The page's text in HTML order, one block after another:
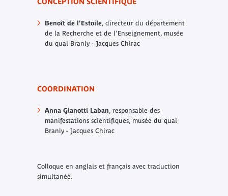
Benoît de l'Estoile, directeur du département
de la Recherche et de l'Enseignement, musée
du quai Branly - Jacques Chirac
COORDINATION
Anna Gianotti Laban, responsable des
manifestations scientifiques, musée du quai
Branly - Jacques Chirac
Colloque en anglais et français avec traduction
simultanée.